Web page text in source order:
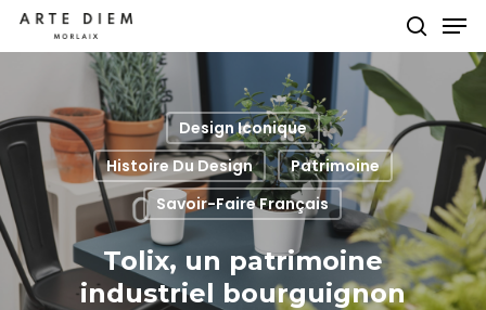
Hit enter to search or ESC to close
Design Iconique
Histoire Du Design
Patrimoine
Savoir-Faire Français
Tolix, un patrimoine
industriel bourguignon